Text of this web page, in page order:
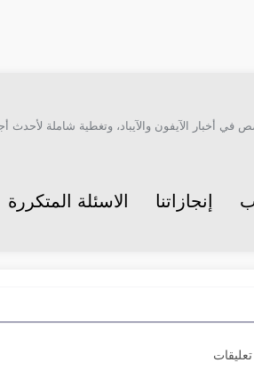
أخبار الآيفون والآيباد، وتغطية شاملة لأحدث
إنجازاتنا الاسئلة المتكررة